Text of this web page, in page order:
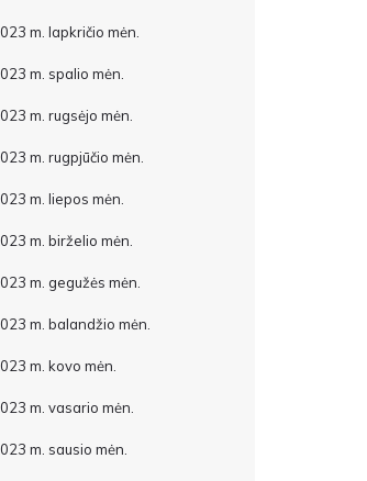
m. lapkričio mėn.
m. spalio mėn.
m. rugsėjo mėn.
m. rugpjūčio mėn.
m. liepos mėn.
m. birželio mėn.
m. gegužės mėn.
m. balandžio mėn.
m. kovo mėn.
m. vasario mėn.
m. sausio mėn.